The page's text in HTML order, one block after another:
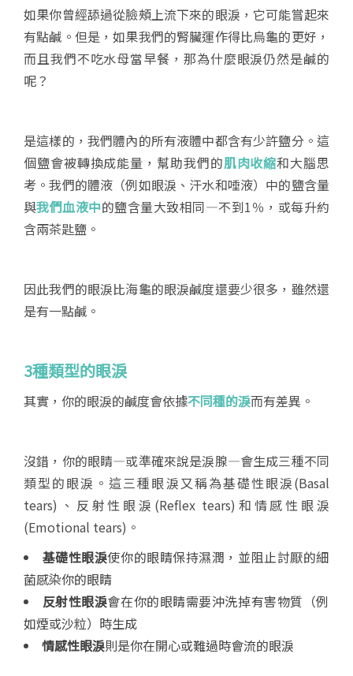
如果你曾經舔過從臉頰上流下來的眼淚，它可能嘗起來
有點鹹。但是，如果我們的腎臟運作得比烏龜的更好，
而且我們不吃水母當早餐，那為什麼眼淚仍然是鹹的
呢？
是這樣的，我們體內的所有液體中都含有少許鹽分。這
個鹽會被轉換成能量，幫助我們的肌肉收縮和大腦思
考。我們的體液（例如眼淚、汗水和唾液）中的鹽含量
與我們血液中的鹽含量大致相同—不到1％，或每升約
含兩茶匙鹽。
因此我們的眼淚比海龜的眼淚鹹度還要少很多，雖然還
是有一點鹹。
3種類型的眼淚
其實，你的眼淚的鹹度會依據不同種的淚而有差異。
沒錯，你的眼睛—或準確來說是淚腺—會生成三種不同
類型的眼淚。這三種眼淚又稱為基礎性眼淚(Basal
tears)、反射性眼淚(Reflex tears)和情感性眼淚
(Emotional tears)。
基礎性眼淚使你的眼睛保持濕潤，並阻止討厭的細
菌感染你的眼睛
反射性眼淚會在你的眼睛需要沖洗掉有害物質（例
如煙或沙粒）時生成
情感性眼淚則是你在開心或難過時會流的眼淚